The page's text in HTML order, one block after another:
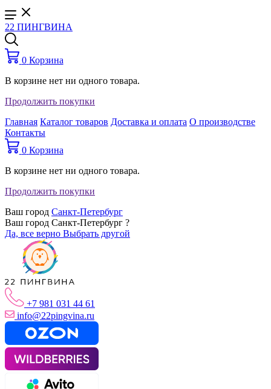
22 ПИНГВИНА
0 Корзина
В корзине нет ни одного товара.
Продолжить покупки
Главная Каталог товаров Доставка и оплата О производстве
Контакты
0 Корзина
В корзине нет ни одного товара.
Продолжить покупки
Ваш город Санкт-Петербург
Ваш город Санкт-Петербург ?
Да, все верно Выбрать другой
+7 981 031 44 61
info@22pingvina.ru